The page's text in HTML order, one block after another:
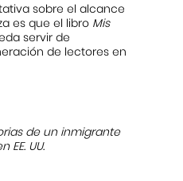
sobre el alcance
es que el libro Mis
servir de
de lectores en
de un inmigrante
UU.